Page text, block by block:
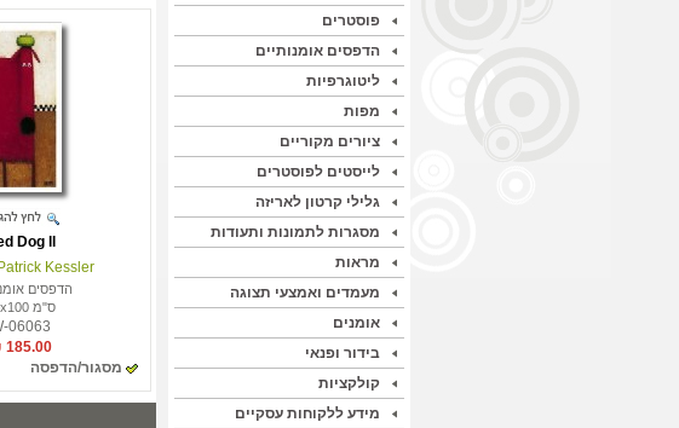
פוסטרים
הדפסים אומנותיים
ליטוגרפיות
מפות
ציורים מקוריים
לייסטים לפוסטרים
גלילי קרטון לאריזה
מסגרות לתמונות ותעודות
מראות
מעמדים ואמצעי תצוגה
אומנים
בידור ופנאי
קולקציות
מידע ללקוחות עסקיים
Dog ll
Kessler
הדפסים
ס"מ 50x100
06063
185.00 ₪
מסגור/הדפסה